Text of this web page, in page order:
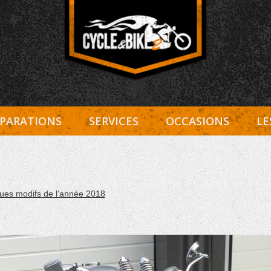
Cycle et Bike
Entretien Harley-Davidson, préparation et custom,
SERVICES OCCASIONS
modifs de l’année 2018